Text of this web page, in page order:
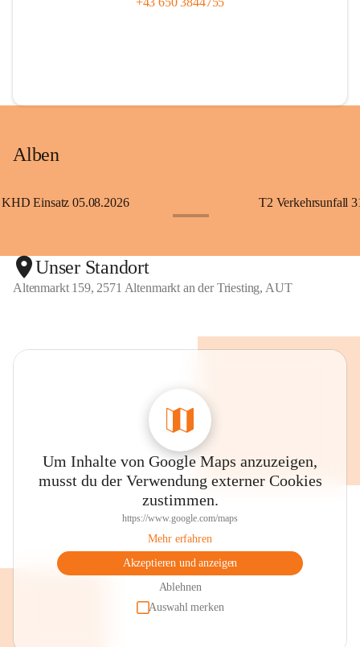
Alben
KHD Einsatz 05.08.2026 T2 Verkehrsunfall
Unser Standort
Altenmarkt 159, 2571 Altenmarkt an der Triesting, AUT
Um Inhalte von Google Maps anzuzeigen,
musst du der Verwendung externer Cookies
zustimmen.
https://www.google.com/maps
Mehr erfahren
Akzeptieren und anzeigen
Ablehnen
Auswahl merken